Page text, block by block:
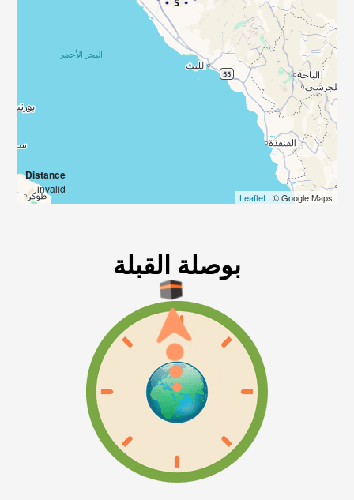
Distance
invalid
Leaflet| © Google Maps
بوصلة القبلة